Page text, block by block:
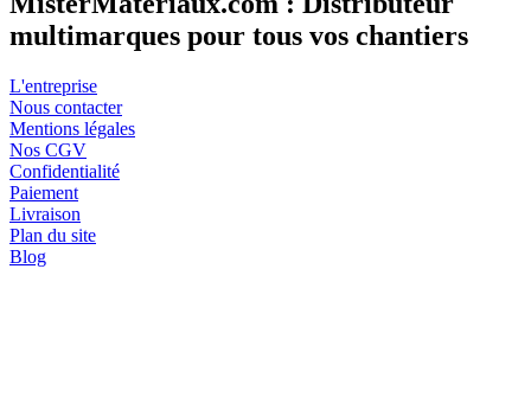
multimarques pour tous vos chantiers
L'entreprise
Nous contacter
Mentions légales
Nos CGV
Confidentialité
Paiement
Livraison
Plan du site
Blog